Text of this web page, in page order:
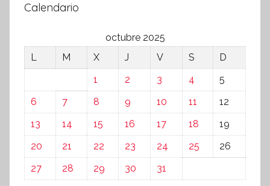
Calendario
octubre 2025
L
M X J V S
D
1
2 3 4
5
6
7 8 9 10 11
12
13
14 15 16 17 18
19
20
21 22 23 24 25
26
27
28 29 30 31